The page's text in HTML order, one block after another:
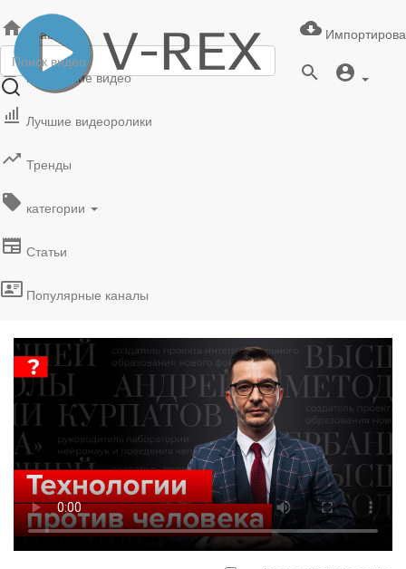
Главная
Последние видео
Лучшие видеоролики
Тренды
категории
Статьи
Популярные каналы